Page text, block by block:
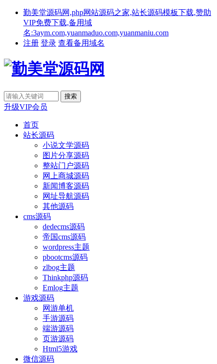
勤美堂源码网,php网站源码之家,站长源码模板下载,赞助
VIP免费下载,备用域
名:3aym.com,yuanmaduo.com,yuanmaniu.com
注册 登录 查看备用域名
升级VIP会员
首页
站长源码
小说文学源码
图片分享源码
整站门户源码
网上商城源码
新闻博客源码
网址导航源码
其他源码
cms源码
dedecms源码
帝国cms源码
wordpress主题
pbootcms源码
zlbog主题
Thinkphp源码
Emlog主题
游戏源码
网游单机
手游源码
端游源码
页游源码
Html5游戏
微信源码